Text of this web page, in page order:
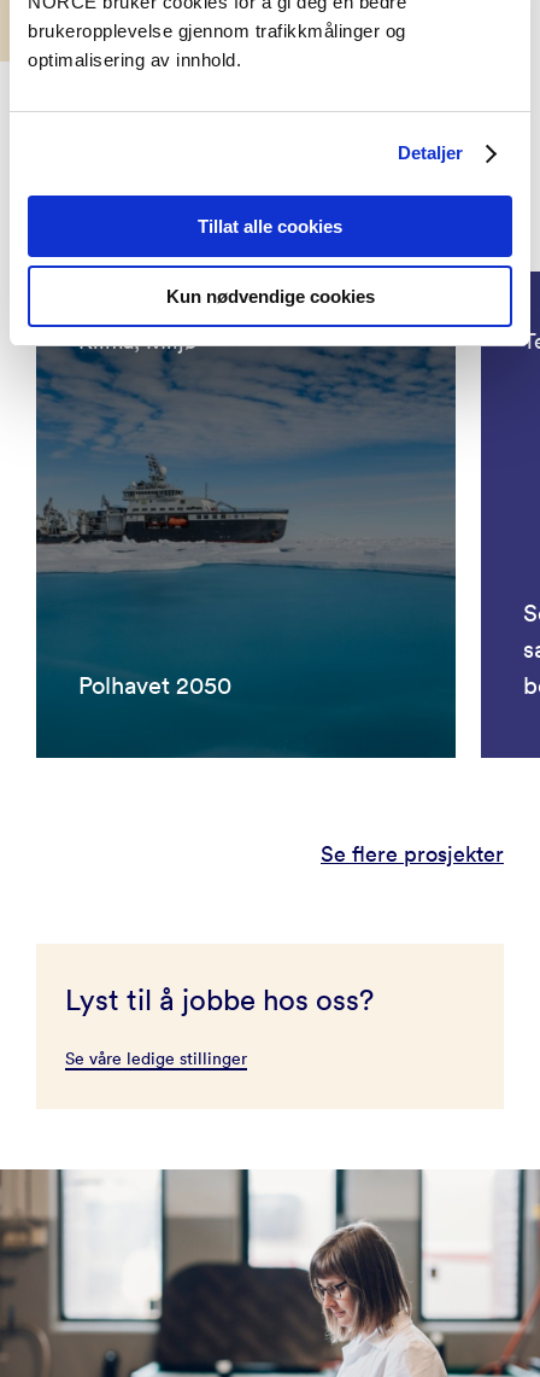
brukeropplevelse gjennom trafikkmålinger og
optimalisering av innhold.
Detaljer
Tillat alle cookies
Kun nødvendige cookies
Klima, Miljø
Polhavet 2050
Se flere prosjekter
Lyst til å jobbe hos oss?
Se våre ledige stillinger